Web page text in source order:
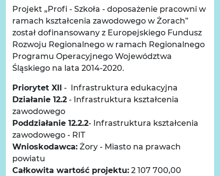
Projekt „Profi - Szkoła - doposażenie pracowni w
ramach kształcenia zawodowego w Żorach”
został dofinansowany z Europejskiego Fundusz
Rozwoju Regionalnego w ramach Regionalnego
Programu Operacyjnego Województwa
Śląskiego na lata 2014-2020.
Priorytet XII
- Infrastruktura edukacyjna
Działanie 12.2- Infrastruktura kształcenia
zawodowego
Poddziałanie 12.2.2- Infrastruktura kształcenia
zawodowego - RIT
Wnioskodawca:Żory - Miasto na prawach
powiatu
Całkowita wartość projektu:2 107 700,00